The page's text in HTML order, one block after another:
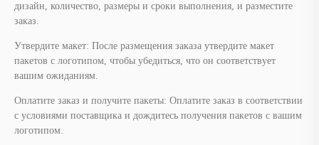
дизайн, количество, размеры и сроки выполнения, и разместите
заказ.
Утвердите макет: После размещения заказа утвердите макет
пакетов с логотипом, чтобы убедиться, что он соответствует
вашим ожиданиям.
Оплатите заказ и получите пакеты: Оплатите заказ в соответствии
с условиями поставщика и дождитесь получения пакетов с вашим
логотипом.